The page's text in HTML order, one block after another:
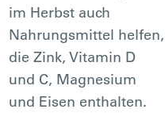
im Herbst auch
Nahrungsmittel helfen,
die Zink, Vitamin D
und C, Magnesium
und Eisen enthalten.